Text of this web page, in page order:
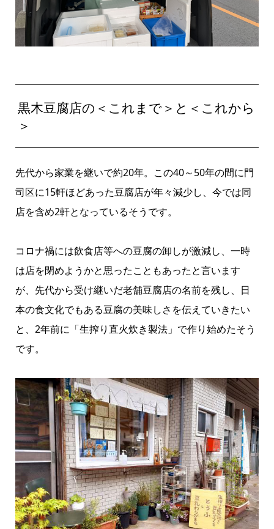
黒木豆腐店の＜これまで＞と＜これから
＞
先代から家業を継いで約20年。この40～50年の間に門
司区に15軒ほどあった豆腐店が年々減少し、今では同
店を含め2軒となっているそうです。
コロナ禍には飲食店等への豆腐の卸しが激減し、一時
は店を閉めようかと思ったこともあったと言います
が、先代から受け継いだ老舗豆腐店の名前を残し、日
本の食文化でもある豆腐の美味しさを伝えていきたい
と、2年前に「生搾り直火炊き製法」で作り始めたそう
です。